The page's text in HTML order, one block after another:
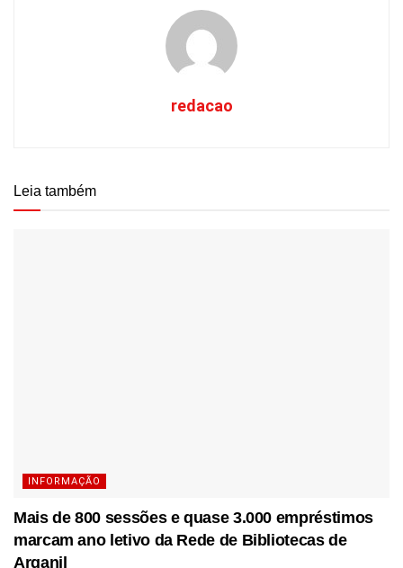
redacao
Leia também
INFORMAÇÃO
Mais de 800 sessões e quase 3.000 empréstimos
marcam ano letivo da Rede de Bibliotecas de
Arganil